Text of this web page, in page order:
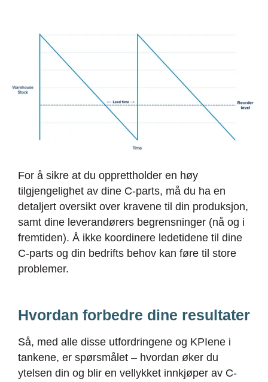
For å sikre at du opprettholder en høy
tilgjengelighet av dine C-parts, må du ha en
detaljert oversikt over kravene til din produksjon,
samt dine leverandørers begrensninger (nå og i
fremtiden). Å ikke koordinere ledetidene til dine
C-parts og din bedrifts behov kan føre til store
problemer.
Hvordan forbedre dine resultater
Så, med alle disse utfordringene og KPIene i
tankene, er spørsmålet – hvordan øker du
ytelsen din og blir en vellykket innkjøper av C-